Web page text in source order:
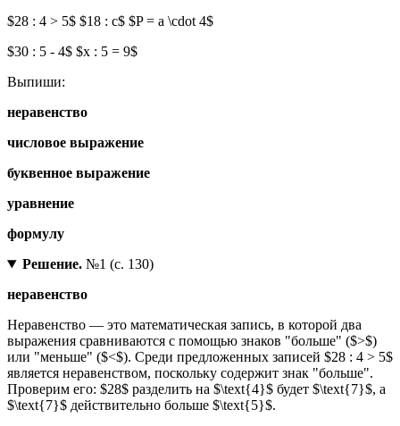
$28 : 4 > 5$ $18 : c$ $P = a \cdot 4$
$30 : 5 - 4$ $x : 5 = 9$
Выпиши:
неравенство
числовое выражение
буквенное выражение
уравнение
формулу
Решение.№1 (с. 130)
неравенство
Неравенство — это математическая запись, в которой два
выражения сравниваются с помощью знаков "больше" ($>$)
или "меньше" ($<$). Среди предложенных записей $28 : 4 > 5$
является неравенством, поскольку содержит знак "больше".
Проверим его: $28$ разделить на $\text{4}$ будет $\text{7}$, а
$\text{7}$ действительно больше $\text{5}$.